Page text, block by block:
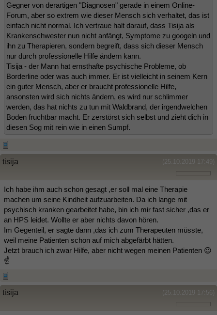
Gegner von derartigen "Diagnosen" gerade in einem Online-
Forum, aber so extrem wie dieser Mensch sich verhaltet, das ist
einfach nicht normal. Ich vertraue halt darauf, dass Tisija als
Krankenschwester nun nicht anfängt, Symptome zu googeln und
ihn zu Therapieren, sondern begreift, dass sich dieser Mensch
nur durch professionelle Hilfe ändern kann.
Tisija - der Mann hat ernsthafte psychische Probleme, ob
Borderline oder was auch immer. Er ist vielleicht in seinem Kern
ein guter Mensch, aber er braucht professionelle Hilfe,
ansonsten wird sich nichts ändern, es wird nur schlimmer
werden, das hat nichts zu tun mit Waldbrand, der irgendwelchen
Boden fruchtbar macht. Er zerstörst sich selbst und zieht dich in
diesen Sog mit rein wie in einen Sumpf.
(25.10.2019 17:49)
tisija
Ich habe ihm auch schon gesagt ,er soll mal eine Therapie
machen um seine Kindheit aufzuarbeiten. Da ich lange mit
psychisch kranken gearbeitet habe, bin ich mir fast sicher ,das er
an HPS leidet. Wollte er aber nichts davon hören.
Im Gegenteil, er sagte dann ,das ich zum Therapeuten müsste,
weil meine Patienten schon auf mich abgefärbt hätten.
Jetzt brauch ich zwar Hilfe, aber nicht wegen meinen Patienten 😉
☝️
(25.10.2019 17:56)
tisija